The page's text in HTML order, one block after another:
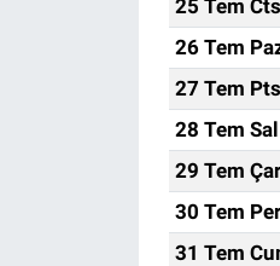
25 Tem Cts
26 Tem
27 Tem Pts
28 Tem Sal
29 Tem Çar
30 Tem Per
31 Tem
Bilim ve Teknoloji